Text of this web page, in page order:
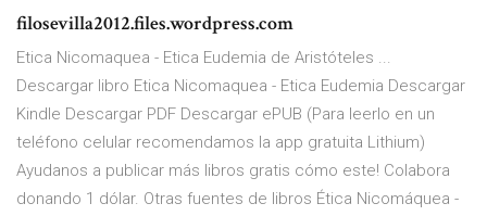
filosevilla2012.files.wordpress.com
Etica Nicomaquea - Etica Eudemia de Aristóteles ...
Descargar libro Etica Nicomaquea - Etica Eudemia Descargar
Kindle Descargar PDF Descargar ePUB (Para leerlo en un
teléfono celular recomendamos la app gratuita Lithium)
Ayudanos a publicar más libros gratis cómo este! Colabora
donando 1 dólar. Otras fuentes de libros Ética Nicomáquea -